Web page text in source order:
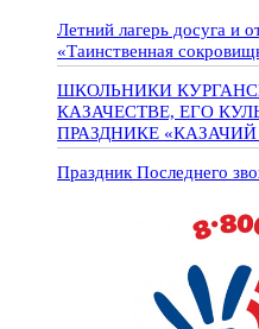
Летний лагерь досуга и
«Таинственная
ШКОЛЬНИКИ
КАЗАЧЕСТВЕ, ЕГО
ПРАЗДНИКЕ «КАЗАЧИЙ
Праздник Последнего